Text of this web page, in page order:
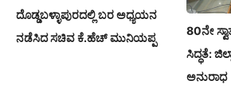
ದೊಡ್ಡಬಳ್ಳಾಪುರದಲ್ಲಿ ಬರ ಅಧ್ಯಯನ
ನಡೆಸಿದ ಸಚಿವ ಕೆ.ಹೆಚ್ ಮುನಿಯಪ್ಪ
80ನೇ
ಸಿದ್ಧತೆ:
ಅನುರಾಧ